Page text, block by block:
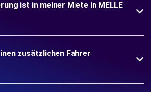
ist in meiner Miete in MELLE
zusätzlichen Fahrer